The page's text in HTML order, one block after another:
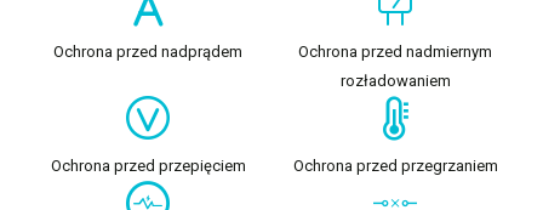
Ochrona przed nadprądem
Ochrona przed nadmiernym
rozładowaniem
Ochrona przed przepięciem Ochrona przed przegrzaniem